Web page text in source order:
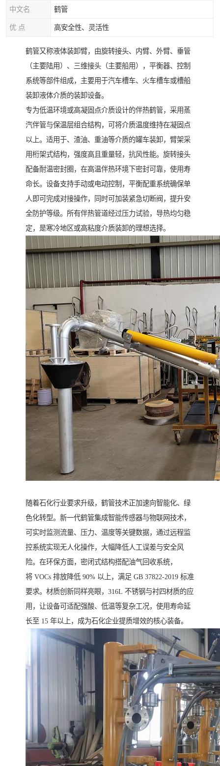
中文名 鹤管
优 点 高安全性、灵活性
鹤管又称液体装卸臂，由旋转接头、内臂、外臂、垂管
（主要陆用）、三维接头（主要船用），平衡器、控制
系统等部件组成，主要用于汽车槽车、火车槽车或槽船
装卸液体介质的装卸设备。
专为低温环境或高凝固点介质设计的伴热鹤管，采用蒸
汽伴管与保温层组合结构，可将介质温度维持在凝固点
以上。适用于、渣油、重油等介质的罐车装卸，臂架采
用桁架式结构，强度高且重量轻，抗风性能。旋转接头
配备耐温密封圈，在高温伴热环境下密封可靠，使用寿
命长。设备支持手动或电动控制，平衡配重系统确保单
人即可完成对接操作，同时可加装紧急切断阀，提升安
全防护等级。所有伴热管道经过压力试验，导热均匀稳
定，是寒冷地区或高粘度介质装卸的理想选择。
随着石化行业要求升级，鹤管技术正加速向智能化、绿
色化转型。新一代鹤管集成智能传感器与物联网技术，
可实时监测流量、压力、温度等关键数据，通过远程监
控系统实现无人化操作，大幅降低人工误差与安全风
险。在环保方面，密闭式结构搭配油气回收系统，
将 VOCs 排放降低 90% 以上，满足 GB 37822-2019 标准
要求。材质创新同样亮眼，316L 不锈钢与衬四材质的应
用，让设备可适配强酸、低温等复杂工况，使用寿命延
长至 15 年以上，成为石化企业提质增效的核心装备。